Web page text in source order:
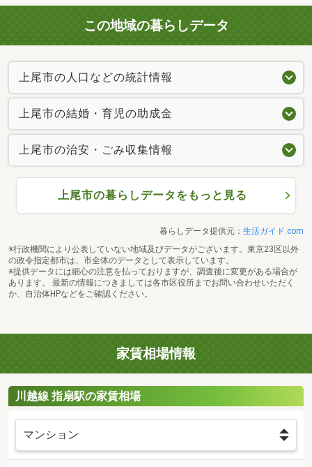
この地域の暮らしデータ
上尾市の人口などの統計情報
上尾市の結婚・育児の助成金
上尾市の治安・ごみ収集情報
上尾市の暮らしデータをもっと見る
暮らしデータ提供元： 生活ガイド.com
※行政機関により公表していない地域及びデータがございます。東京23区以外
の政令指定都市は、市全体のデータとして表示しています。
※提供データには細心の注意を払っておりますが、調査後に変更がある場合が
あります。 最新の情報につきましては各市区役所までお問い合わせいただく
か、自治体HPなどをご確認ください。
家賃相場情報
川越線 指扇駅の家賃相場